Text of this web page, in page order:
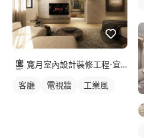
寬月室內設計裝修工程-宜蘭店
客廳 電視牆 工業風